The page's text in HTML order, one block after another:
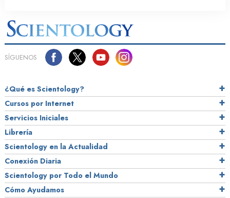
SÍGUENOS
¿Qué es Scientology?
Cursos por Internet
Servicios Iniciales
Librería
Scientology en la Actualidad
Conexión Diaria
Scientology por Todo el Mundo
Cómo Ayudamos